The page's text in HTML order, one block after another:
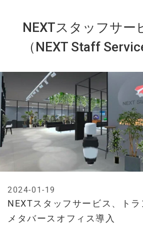
NEXTスタッフサー
（NEXT Staff
NEXTスタッフサービス、ト
メタバースオフィス導入
2024-01-19